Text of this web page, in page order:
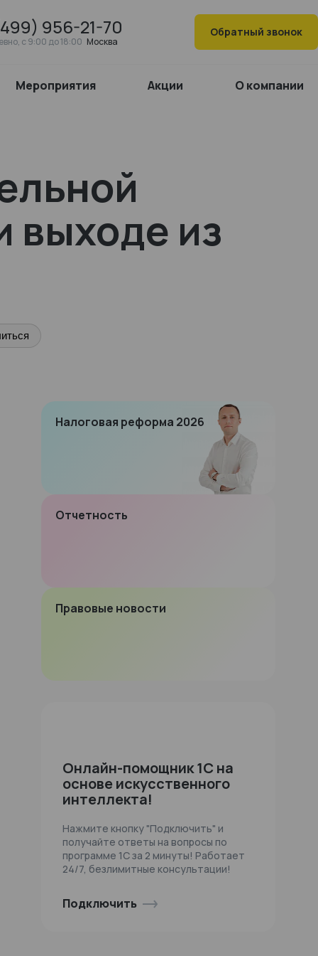
956-21-70
c 9:00 до 18:00 Москва
Обратный звонок
Мероприятия Акции О компании
выходе из
Налоговая реформа 2026
Отчетность
Правовые новости
Онлайн-помощник 1С на
основе искусственного
интеллекта!
Нажмите кнопку "Подключить" и
получайте ответы на вопросы по
программе 1С за 2 минуты! Работает
24/7, безлимитные консультации!
Подключить